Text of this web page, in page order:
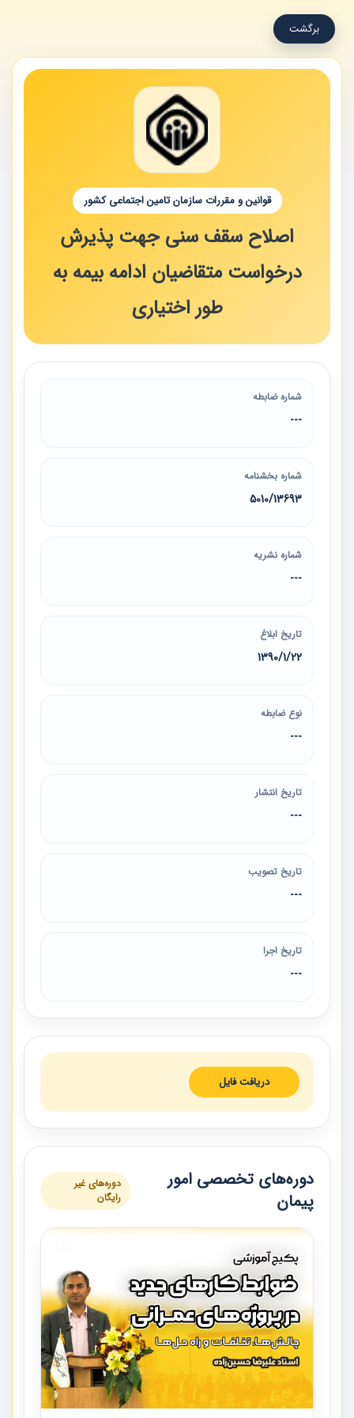
برگشت
قوانین و مقررات سازمان تامین اجتماعی کشور
اصلاح سقف سنی جهت پذیرش
درخواست متقاضیان ادامه بیمه به
طور اختیاری
شماره ضابطه
---
شماره بخشنامه
5010/13693
شماره نشریه
---
تاریخ ابلاغ
1390/1/22
نوع ضابطه
---
تاریخ انتشار
---
تاریخ تصویب
---
تاریخ اجرا
---
دریافت فایل
دوره‌های تخصصی امور
پیمان
دوره‌های غیر
رایگان